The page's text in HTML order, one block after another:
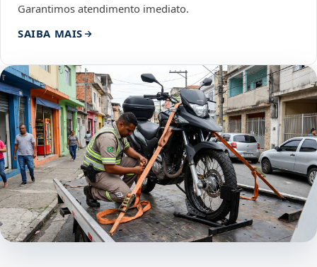
Garantimos atendimento imediato.
SAIBA MAIS